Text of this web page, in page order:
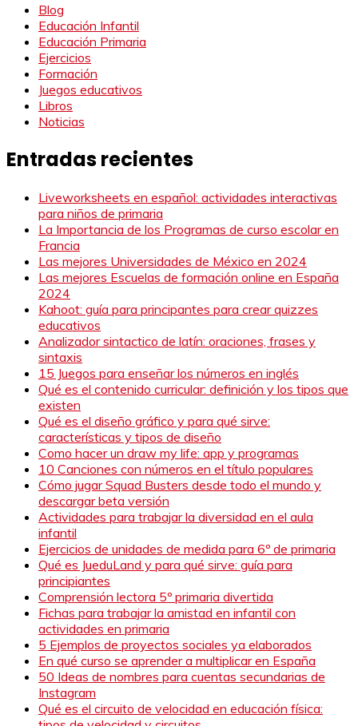
Blog
Educación Infantil
Educación Primaria
Ejercicios
Formación
Juegos educativos
Libros
Noticias
Entradas recientes
Liveworksheets en español: actividades interactivas
para niños de primaria
La Importancia de los Programas de curso escolar en
Francia
Las mejores Universidades de México en 2024
Las mejores Escuelas de formación online en España
2024
Kahoot: guía para principantes para crear quizzes
educativos
Analizador sintactico de latín: oraciones, frases y
sintaxis
15 Juegos para enseñar los números en inglés
Qué es el contenido curricular: definición y los tipos que
existen
Qué es el diseño gráfico y para qué sirve:
características y tipos de diseño
Como hacer un draw my life: app y programas
10 Canciones con números en el título populares
Cómo jugar Squad Busters desde todo el mundo y
descargar beta versión
Actividades para trabajar la diversidad en el aula
infantil
Ejercicios de unidades de medida para 6º de primaria
Qué es JueduLand y para qué sirve: guía para
principiantes
Comprensión lectora 5º primaria divertida
Fichas para trabajar la amistad en infantil con
actividades en primaria
5 Ejemplos de proyectos sociales ya elaborados
En qué curso se aprender a multiplicar en España
50 Ideas de nombres para cuentas secundarias de
Instagram
Qué es el circuito de velocidad en educación física: